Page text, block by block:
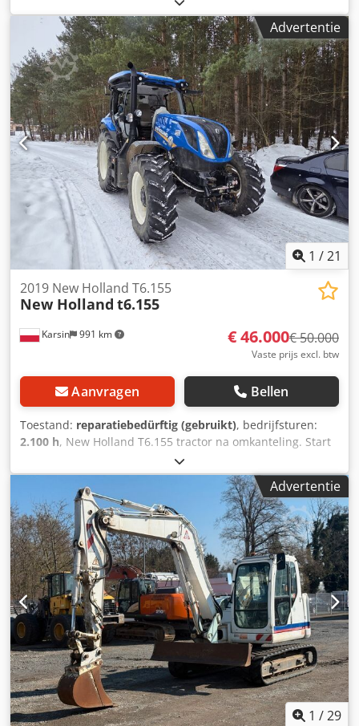
7000,- Dodpfsxnvlvsx Adrjkr
Advertentie
1 /21
Karsin 991 km
2019 New Holland T6.155
New Holland t6.155
€ 46.000€ 50.000
Vaste prijs excl. btw
Aanvragen Bellen
Toestand: reparatiebedürftig (gebruikt), bedrijfsturen:
2.100 h, New Holland T6.155 tractor na omkanteling. Start
en rijdt, 2100 uur. Dksdpfx Asyl S S Ujdrsr
Advertentie
1 /29